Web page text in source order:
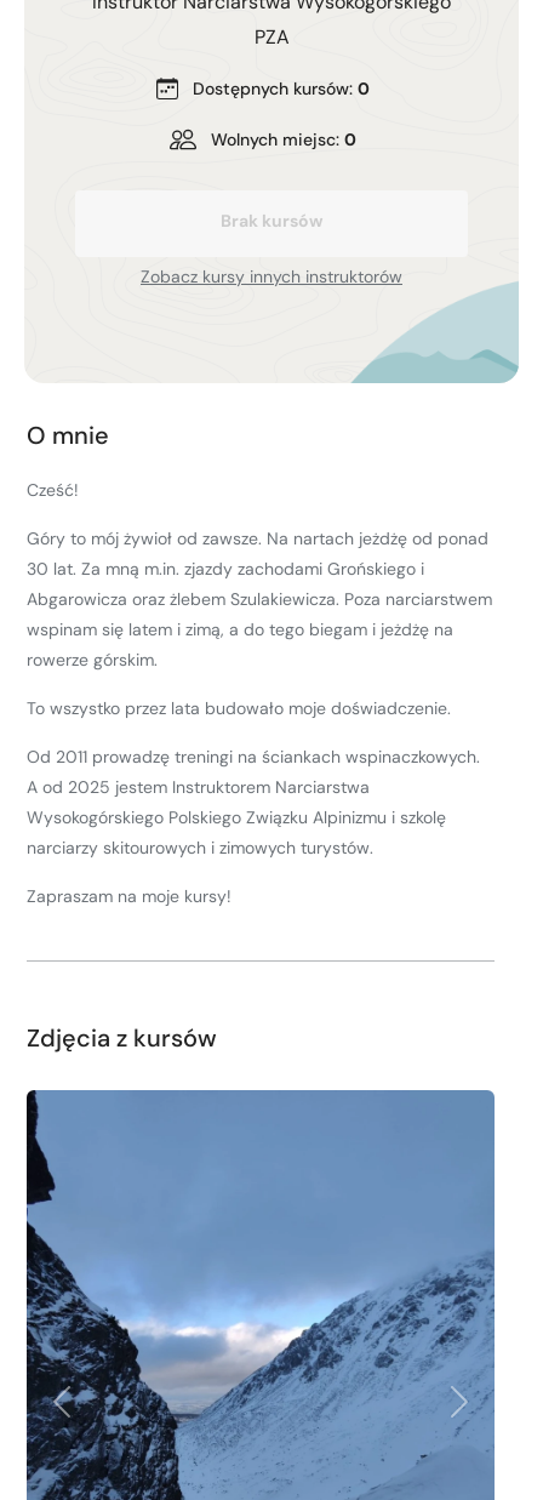
PZA
Dostępnych kursów: 0
Wolnych miejsc: 0
Brak kursów
Zobacz kursy innych instruktorów
O mnie
Cześć!
Góry to mój żywioł od zawsze. Na nartach jeżdżę od ponad
30 lat. Za mną m.in. zjazdy zachodami Grońskiego i
Abgarowicza oraz żlebem Szulakiewicza. Poza narciarstwem
wspinam się latem i zimą, a do tego biegam i jeżdżę na
rowerze górskim.
To wszystko przez lata budowało moje doświadczenie.
Od 2011 prowadzę treningi na ściankach wspinaczkowych.
A od 2025 jestem Instruktorem Narciarstwa
Wysokogórskiego Polskiego Związku Alpinizmu i szkolę
narciarzy skitourowych i zimowych turystów.
Zapraszam na moje kursy!
Zdjęcia z kursów
Poprzednie Następne
Nie wiesz który wybrać?